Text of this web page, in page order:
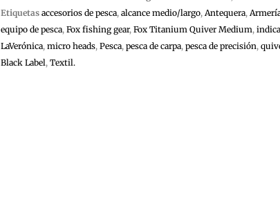
Etiquetas accesorios de pesca, alcance medio/largo, Antequera,
equipo de pesca, Fox fishing gear, Fox Titanium Quiver Medium,
LaVerónica, micro heads, Pesca, pesca de carpa, pesca de precisión,
Black Label, Textil.